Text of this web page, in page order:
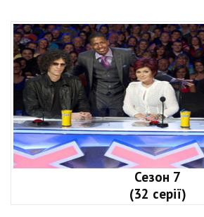
Сезон 7
(32 серії)